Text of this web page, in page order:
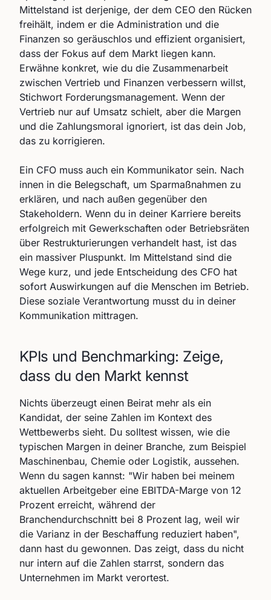
Mittelstand ist derjenige, der dem CEO den Rücken
freihält, indem er die Administration und die
Finanzen so geräuschlos und effizient organisiert,
dass der Fokus auf dem Markt liegen kann.
Erwähne konkret, wie du die Zusammenarbeit
zwischen Vertrieb und Finanzen verbessern willst,
Stichwort Forderungsmanagement. Wenn der
Vertrieb nur auf Umsatz schielt, aber die Margen
und die Zahlungsmoral ignoriert, ist das dein Job,
das zu korrigieren.
Ein CFO muss auch ein Kommunikator sein. Nach
innen in die Belegschaft, um Sparmaßnahmen zu
erklären, und nach außen gegenüber den
Stakeholdern. Wenn du in deiner Karriere bereits
erfolgreich mit Gewerkschaften oder Betriebsräten
über Restrukturierungen verhandelt hast, ist das
ein massiver Pluspunkt. Im Mittelstand sind die
Wege kurz, und jede Entscheidung des CFO hat
sofort Auswirkungen auf die Menschen im Betrieb.
Diese soziale Verantwortung musst du in deiner
Kommunikation mittragen.
KPIs und Benchmarking: Zeige,
dass du den Markt kennst
Nichts überzeugt einen Beirat mehr als ein
Kandidat, der seine Zahlen im Kontext des
Wettbewerbs sieht. Du solltest wissen, wie die
typischen Margen in deiner Branche, zum Beispiel
Maschinenbau, Chemie oder Logistik, aussehen.
Wenn du sagen kannst: "Wir haben bei meinem
aktuellen Arbeitgeber eine EBITDA-Marge von 12
Prozent erreicht, während der
Branchendurchschnitt bei 8 Prozent lag, weil wir
die Varianz in der Beschaffung reduziert haben",
dann hast du gewonnen. Das zeigt, dass du nicht
nur intern auf die Zahlen starrst, sondern das
Unternehmen im Markt verortest.